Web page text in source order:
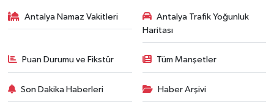
Antalya Namaz Vakitleri
Antalya Trafik Yoğunluk
Haritası
Puan Durumu ve Fikstür Tüm Manşetler
Son Dakika Haberleri Haber Arşivi